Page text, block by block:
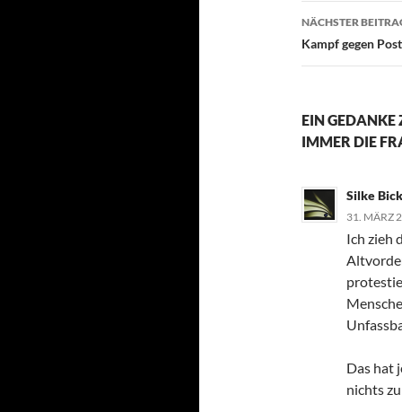
NÄCHSTER
Kampf gegen
EIN
IMMER DIE
Silke
31. MÄRZ
Ich zieh
Das hat
nichts